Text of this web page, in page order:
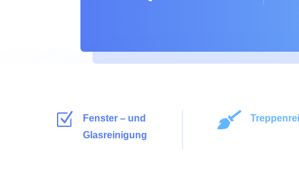
Z
Fenster – und
Glasreinigung
